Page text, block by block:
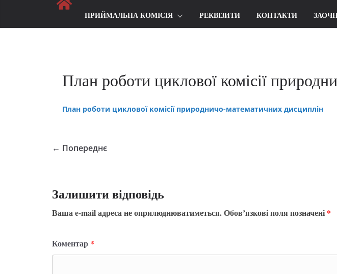
ПРИЙМАЛЬНА КОМІСІЯ РЕКВІЗИТИ КОНТАКТИ
План роботи циклової комісії
План роботи циклової комісії природничо-математичних дисциплін
← Попереднє
Залишити відповідь
Ваша e-mail адреса не оприлюднюватиметься.Обов’язкові поля позначені *
Коментар *